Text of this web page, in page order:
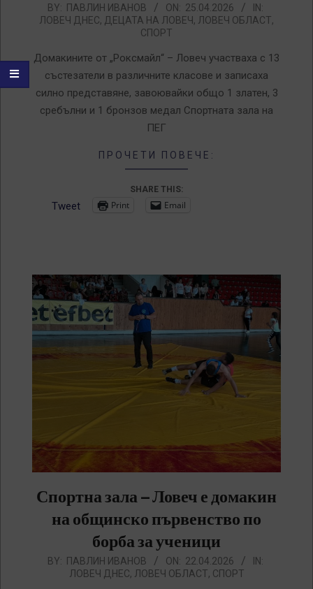
2026-
04-
BY: ПАВЛИН ИВАНОВ ON: 25.04.2026
IN:
ЛОВЕЧ ДНЕС, ДЕЦАТА НА ЛОВЕЧ, ЛОВЕЧ ОБЛАСТ,
СПОРТ
Домакините от „Роксмайл“ – Ловеч участваха с 13
състезатели в различните класове и записаха
силно представяне, завоювайки общо 1 златен, 3
сребълни и 1 бронзов медал Спортната зала на
ПЕГ
ПРОЧЕТИ ПОВЕЧЕ:
SHARE THIS:
Tweet Print Email
Спортна зала – Ловеч е домакин
на общинско първенство по
борба за ученици
2026-
BY: ПАВЛИН ИВАНОВ ON: 22.04.2026
IN:
ЛОВЕЧ ДНЕС, ЛОВЕЧ ОБЛАСТ, СПОРТ